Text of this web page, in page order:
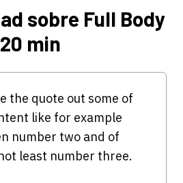
sobre Full Body
20 min
the quote out some of
like for example
number two and of
least number three.